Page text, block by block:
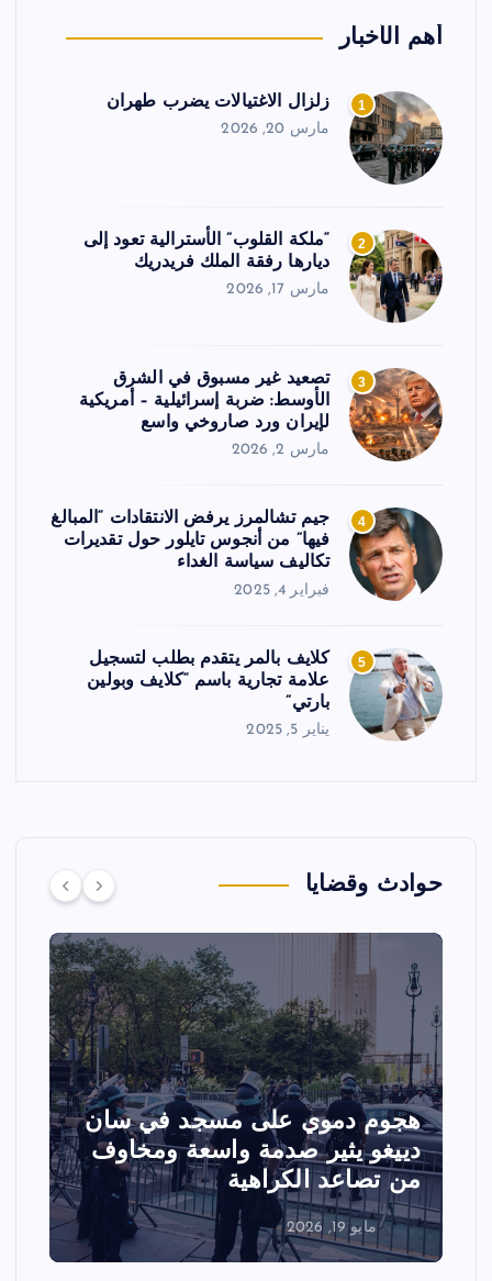
أهم الأخبار
1 زلزال الاغتيالات يضرب طهران
مارس 20, 2026
2
“ملكة القلوب” الأسترالية تعود إلى
ديارها رفقة الملك فريدريك
مارس 17, 2026
3
تصعيد غير مسبوق في الشرق
الأوسط: ضربة إسرائيلية – أمريكية
لإيران ورد صاروخي واسع
مارس 2, 2026
4
جيم تشالمرز يرفض الانتقادات “المبالغ
فيها” من أنجوس تايلور حول تقديرات
تكاليف سياسة الغداء
فبراير 4, 2025
5
كلايف بالمر يتقدم بطلب لتسجيل
علامة تجارية باسم “كلايف وبولين
بارتي”
يناير 5, 2025
حوادث وقضايا
هجوم دموي على مسجد في سان
دييغو يثير صدمة واسعة ومخاوف
من تصاعد الكراهية
مايو 19, 2026